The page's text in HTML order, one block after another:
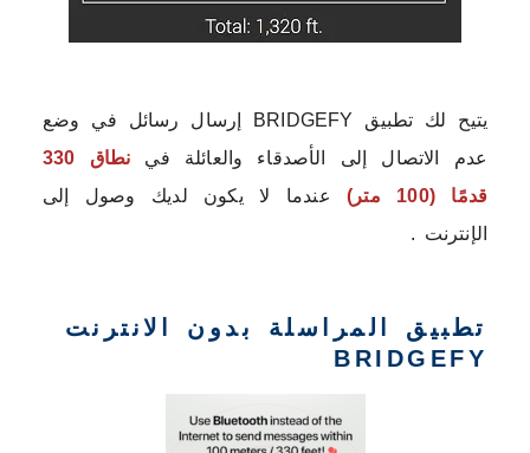
يتيح لك تطبيق BRIDGEFY إرسال رسائل في وضع
عدم الاتصال إلى الأصدقاء والعائلة في
نطاق 330
قدمًا (100 متر)
عندما لا يكون لديك وصول إلى
الإنترنت .
تطبيق المراسلة بدون الانترنت
BRIDGEFY